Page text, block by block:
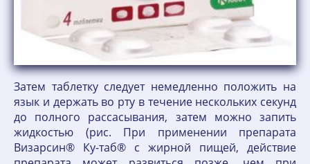
Затем таблетку следует немедленно положить на
язык и держать во рту в течение нескольких секунд
до полного рассасывания, затем можно запить
жидкостью (рис. При применении препарата
Визарсин® Ку-таб® с жирной пищей, действие